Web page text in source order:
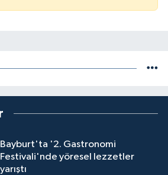
Bayburt'ta '2. Gastronomi
Festivali'nde yöresel lezzetler
yarıştı